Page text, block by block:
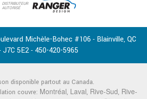
DISTRIBUTEUR
AUTORISÉ
Michèle-Bohec #106 - Blainville, QC
J7C 5E2 - 450-420-5965
disponible partout au Canada.
couvre: Montréal, Laval, Rive-Sud, Rive-